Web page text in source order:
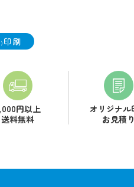
印刷
円以上
送料無料
オリジナル
お見積り